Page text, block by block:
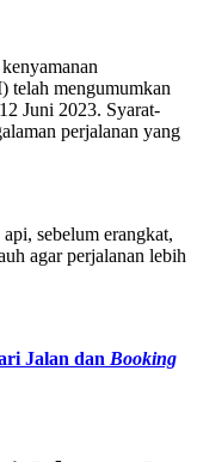
telah mengumumkan
Juni 2023. Syarat-
perjalanan yang
sebelum erangkat,
agar perjalanan lebih
Jalan dan Booking